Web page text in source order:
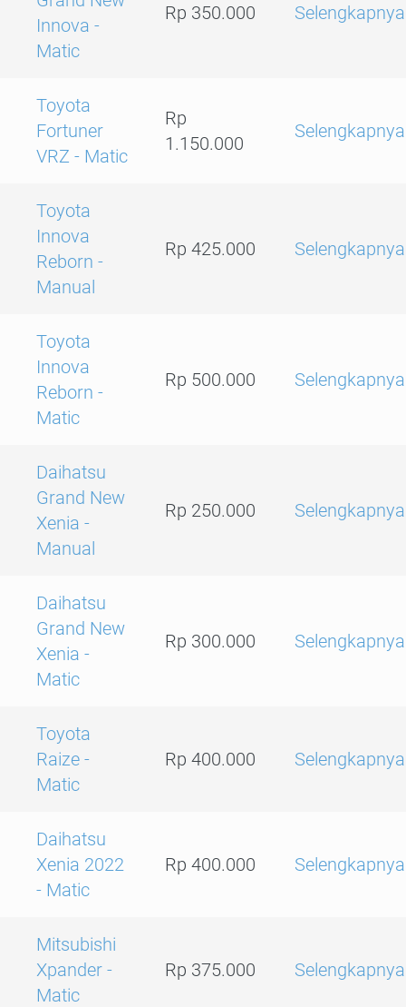
Innova -
Matic
Rp 350.000 Selengkapnya
Toyota
Fortuner
VRZ - Matic
Rp
1.150.000
Selengkapnya
Toyota
Innova
Reborn -
Manual
Rp 425.000 Selengkapnya
Toyota
Innova
Reborn -
Matic
Rp 500.000 Selengkapnya
Daihatsu
Grand New
Xenia -
Manual
Rp 250.000 Selengkapnya
Daihatsu
Grand New
Xenia -
Matic
Rp 300.000 Selengkapnya
Toyota
Raize -
Matic
Rp 400.000 Selengkapnya
Daihatsu
Xenia 2022
- Matic
Rp 400.000 Selengkapnya
Mitsubishi
Xpander -
Matic
Rp 375.000 Selengkapnya